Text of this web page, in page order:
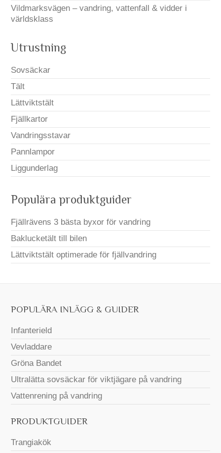
Vildmarksvägen – vandring, vattenfall & vidder i
världsklass
Utrustning
Sovsäckar
Tält
Lättviktstält
Fjällkartor
Vandringsstavar
Pannlampor
Liggunderlag
Populära produktguider
Fjällrävens 3 bästa byxor för vandring
Baklucketält till bilen
Lättviktstält optimerade för fjällvandring
POPULÄRA INLÄGG & GUIDER
Infanterield
Vevladdare
Gröna Bandet
Ultralätta sovsäckar för viktjägare på vandring
Vattenrening på vandring
PRODUKTGUIDER
Trangiakök